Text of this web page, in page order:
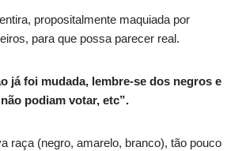
propositalmente maquiada por
para que possa parecer real.
já foi mudada, lembre-se dos negros e
podiam votar, etc”.
raça (negro, amarelo, branco), tão pouco